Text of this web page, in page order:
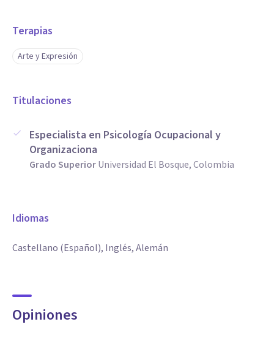
Terapias
Arte y Expresión
Titulaciones
Especialista en Psicología Ocupacional y
Organizaciona
Grado SuperiorUniversidad El Bosque, Colombia
Idiomas
Castellano (Español), Inglés, Alemán
Opiniones